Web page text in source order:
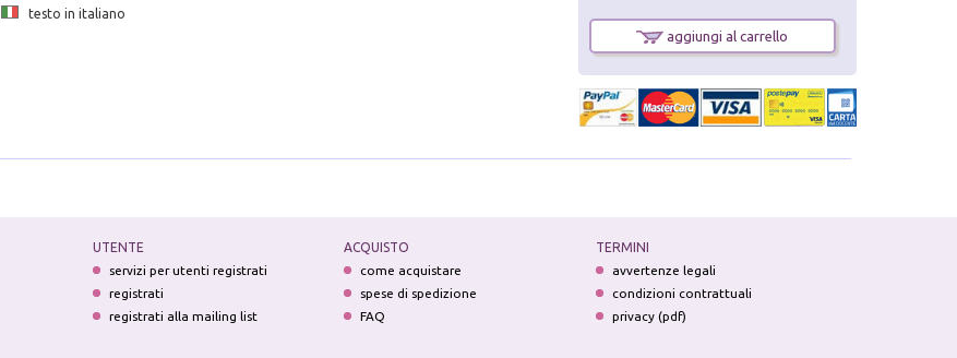
testo in italiano
aggiungi al carrello
UTENTE
servizi per utenti registrati
registrati
registrati alla mailing list
ACQUISTO
come acquistare
spese di spedizione
FAQ
TERMINI
avvertenze legali
condizioni contrattuali
privacy (pdf)